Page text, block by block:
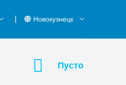
Новокузнецк
Пусто